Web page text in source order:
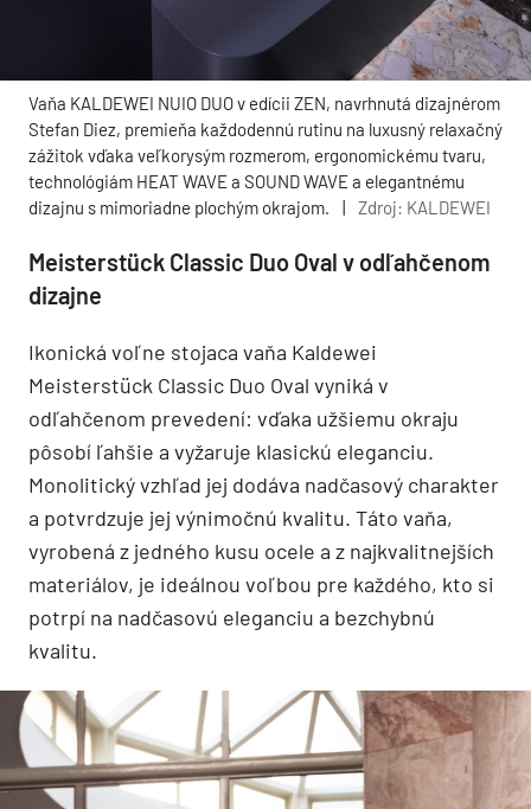
Vaňa KALDEWEI NUIO DUO v edícii ZEN, navrhnutá dizajnérom
Stefan Diez, premieňa každodennú rutinu na luxusný relaxačný
zážitok vďaka veľkorysým rozmerom, ergonomickému tvaru,
technológiám HEAT WAVE a SOUND WAVE a elegantnému
dizajnu s mimoriadne plochým okrajom.
Zdroj: KALDEWEI
Meisterstück Classic Duo Oval v odľahčenom
dizajne
Ikonická voľne stojaca vaňa Kaldewei
Meisterstück Classic Duo Oval vyniká v
odľahčenom prevedení: vďaka užšiemu okraju
pôsobí ľahšie a vyžaruje klasickú eleganciu.
Monolitický vzhľad jej dodáva nadčasový charakter
a potvrdzuje jej výnimočnú kvalitu. Táto vaňa,
vyrobená z jedného kusu ocele a z najkvalitnejších
materiálov, je ideálnou voľbou pre každého, kto si
potrpí na nadčasovú eleganciu a bezchybnú
kvalitu.